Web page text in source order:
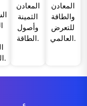
العالمية.
المعادن
الثمينة
وأصول
الطاقة.
المعادن
والطاقة
للتعرض
العالمي.